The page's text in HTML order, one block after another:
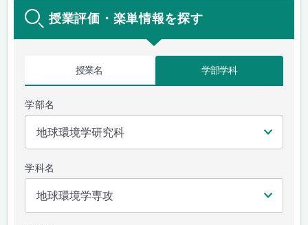
授業評価・楽単情報を探す
授業名 学部学科
学部名
学科名